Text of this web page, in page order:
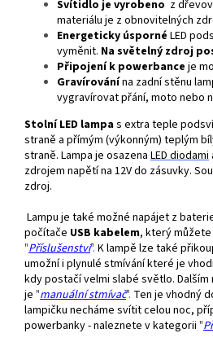
Svítidlo je vyrobeno z
materiálu je z obnovitelných
Energeticky úsporné LED
vyměnit. Na světelný zdroj
Připojení k powerbance je
Gravírovánína zadní stěnu
vygravírovat přání, moto nebo
Stolní LED lampas extra teple
straně a přímým (výkonným) teplým
straně. Lampa je osazena LEDdiodami
zdrojem napětí na 12V do zásuvky.
zdroj.
Lampu je také možné napájet z
počítače USB kabelem, který
"Příslušenství". K lampě lze také
umožní i plynulé stmívání které je
kdy postačí velmi slabé světlo.
je "manuální stmívač". Ten je vhodný
lampičku necháme svítit celou noc,
powerbanky - naleznete v kategorii "